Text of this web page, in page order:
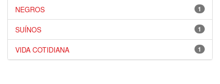
1
NEGROS
1
SUÍNOS
1
VIDA COTIDIANA